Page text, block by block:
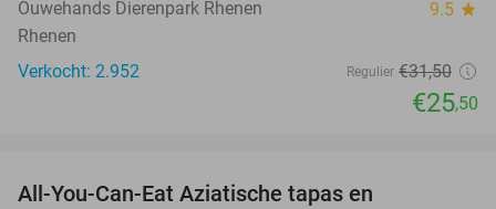
Ouwehands Dierenpark Rhenen 9.5 star
Rhenen
Verkocht: 2.952
Regulier €31,50
€25,50
All-You-Can-Eat Aziatische tapas en